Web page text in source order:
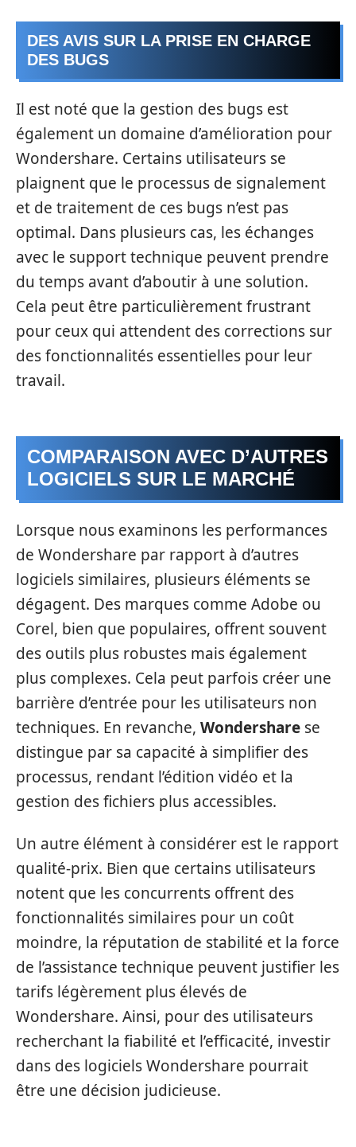
DES AVIS SUR LA PRISE EN CHARGE
DES BUGS
Il est noté que la gestion des bugs est
également un domaine d’amélioration pour
Wondershare. Certains utilisateurs se
plaignent que le processus de signalement
et de traitement de ces bugs n’est pas
optimal. Dans plusieurs cas, les échanges
avec le support technique peuvent prendre
du temps avant d’aboutir à une solution.
Cela peut être particulièrement frustrant
pour ceux qui attendent des corrections sur
des fonctionnalités essentielles pour leur
travail.
COMPARAISON AVEC D’AUTRES
LOGICIELS SUR LE MARCHÉ
Lorsque nous examinons les performances
de Wondershare par rapport à d’autres
logiciels similaires, plusieurs éléments se
dégagent. Des marques comme Adobe ou
Corel, bien que populaires, offrent souvent
des outils plus robustes mais également
plus complexes. Cela peut parfois créer une
barrière d’entrée pour les utilisateurs non
techniques. En revanche, Wondershare se
distingue par sa capacité à simplifier des
processus, rendant l’édition vidéo et la
gestion des fichiers plus accessibles.
Un autre élément à considérer est le rapport
qualité-prix. Bien que certains utilisateurs
notent que les concurrents offrent des
fonctionnalités similaires pour un coût
moindre, la réputation de stabilité et la force
de l’assistance technique peuvent justifier les
tarifs légèrement plus élevés de
Wondershare. Ainsi, pour des utilisateurs
recherchant la fiabilité et l’efficacité, investir
dans des logiciels Wondershare pourrait
être une décision judicieuse.